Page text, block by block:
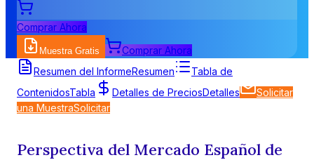
Comprar Ahora
Muestra Gratis
Comprar Ahora
Resumen del InformeResumen
Tabla de
ContenidosTabla Detalles de PreciosDetalles
Solicitar
una MuestraSolicitar
Perspectiva del Mercado Español de